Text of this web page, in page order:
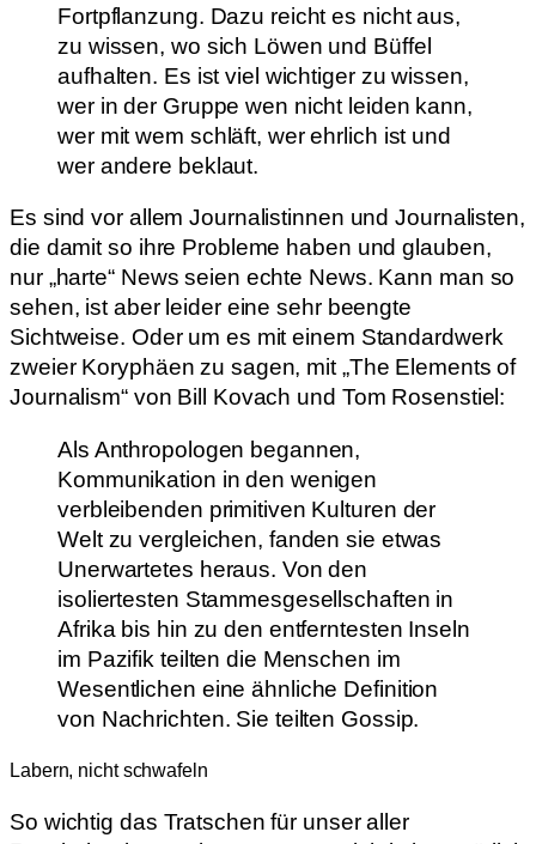
Fortpflanzung. Dazu reicht es nicht aus,
zu wissen, wo sich Löwen und Büffel
aufhalten. Es ist viel wichtiger zu wissen,
wer in der Gruppe wen nicht leiden kann,
wer mit wem schläft, wer ehrlich ist und
wer andere beklaut.
Es sind vor allem Journalistinnen und Journalisten,
die damit so ihre Probleme haben und glauben,
nur „harte“ News seien echte News. Kann man so
sehen, ist aber leider eine sehr beengte
Sichtweise. Oder um es mit einem Standardwerk
zweier Koryphäen zu sagen, mit „The Elements of
Journalism“ von Bill Kovach und Tom Rosenstiel:
Als Anthropologen begannen,
Kommunikation in den wenigen
verbleibenden primitiven Kulturen der
Welt zu vergleichen, fanden sie etwas
Unerwartetes heraus. Von den
isoliertesten Stammesgesellschaften in
Afrika bis hin zu den entferntesten Inseln
im Pazifik teilten die Menschen im
Wesentlichen eine ähnliche Definition
von Nachrichten. Sie teilten Gossip.
Labern, nicht schwafeln
So wichtig das Tratschen für unser aller